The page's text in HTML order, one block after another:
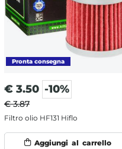
€ 3.50 -10%
€ 3.87
Filtro olio HF131 Hiflo